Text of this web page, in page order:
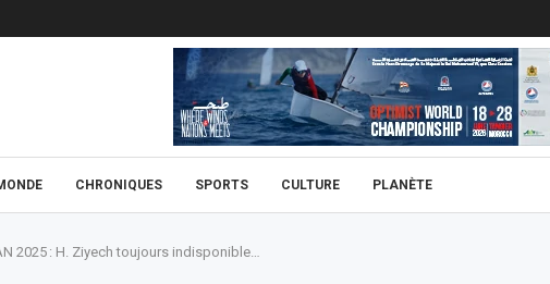
CHRONIQUES SPORTS CULTURE PLANÈTE
2025 : H. Ziyech toujours indisponible…